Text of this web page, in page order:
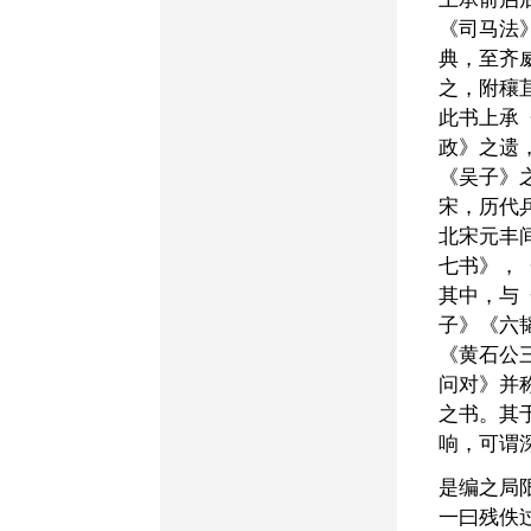
《司马
典，至齐
之，附穰
此书上承
政》之遗
《吴子
宋，历代
北宋元丰
七书》，
其中，与
子》《六
《黄石
问对》并
之书。其
响，可谓
是编之局限，亦不可掩。
一曰残佚